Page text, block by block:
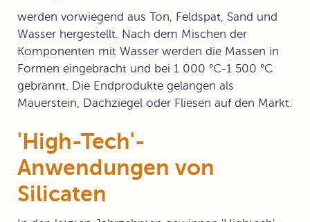
werden vorwiegend aus Ton, Feldspat, Sand und
Wasser hergestellt. Nach dem Mischen der
Komponenten mit Wasser werden die Massen in
Formen eingebracht und bei 1 000 °C-1 500 °C
gebrannt. Die Endprodukte gelangen als
Mauerstein, Dachziegel oder Fliesen auf den Markt.
'High-Tech'-
Anwendungen von
Silicaten